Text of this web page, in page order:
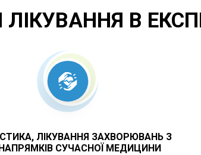
інформативний метод
внутрішніх органів, виявити
тіла.
органів, діаметр судин, наявність
ЛІКУВАННЯ В
ЛІКУВАННЯ ЗАХВОРЮВАНЬ З
СУЧАСНОЇ МЕДИЦИНИ